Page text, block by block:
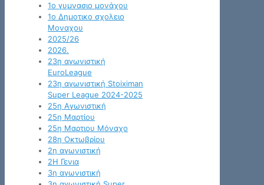
1ο γυμνασιο μονάχου
1ο Δημοτικο σχολειο
Μοναχου
2025/26
2026.
23η αγωνιστική
EuroLeague
23η αγωνιστική Stoiximan
Super League 2024-2025
25η Αγωνιστική
25η Μαρτίου
25η Μαρτιου Μόναχο
28η Οκτωβρίου
2η αγωνιστική
2Η Γενια
3η αγωνιστική